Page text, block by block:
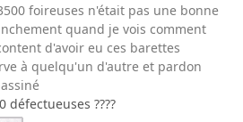
foireuses n'était pas une bonne
quand je vois comment
d'avoir eu ces barettes
à quelqu'un d'autre et pardon
défectueuses ????